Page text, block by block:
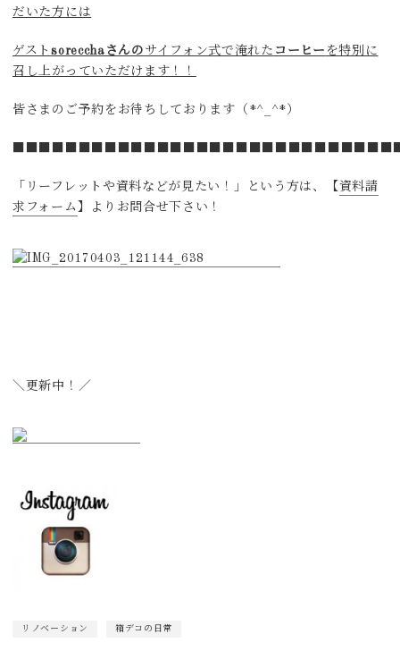
だいた方には
ゲストsorecchaさんの サイフォン式で淹れた コーヒー を特別に
召し上がっていただけます！！
皆さまのご予約をお待ちしております（*^_^*）
「リーフレットや資料などが見たい！」という方は、【 資料請
求フォーム 】よりお問合せ下さい！
＼更新中！／
リノベーション 箱デコの日常